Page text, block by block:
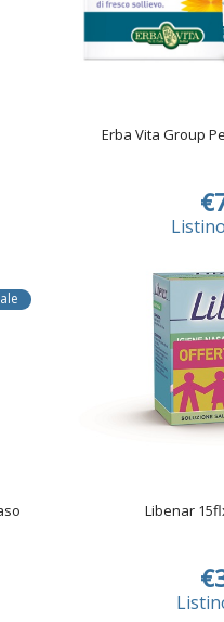
Erba Vita Group
Libenar